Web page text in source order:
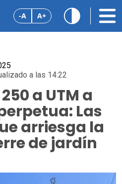
-A A+
a las 14:22
a UTM a
Las
arriesga la
de jardín